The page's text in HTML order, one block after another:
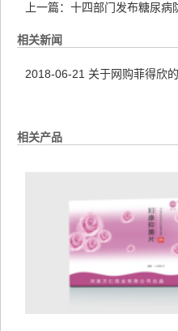
上一篇： 十四部门发布糖尿病
相关新闻
2018-06-21 关于网购菲得欣的
相关产品